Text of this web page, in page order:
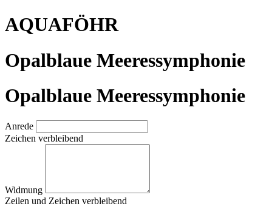
AQUAFÖHR
Opalblaue Meeressymphonie
Opalblaue Meeressymphonie
Anrede
Zeichen verbleibend
Widmung
Zeilen und Zeichen verbleibend